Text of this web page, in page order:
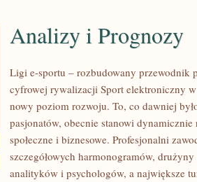
ANALIZY
Analizy i Prognozy
Ligi e-sportu – rozbudowany przewodnik
cyfrowej rywalizacji Sport elektroniczny
nowy poziom rozwoju. To, co dawniej
pasjonatów, obecnie stanowi
społeczne i biznesowe. Profesjonalni
szczegółowych harmonogramów,
analityków i psychologów, a największe